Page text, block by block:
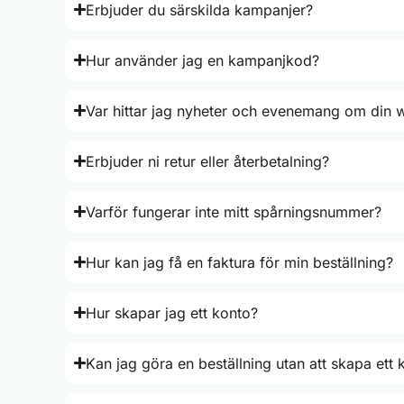
Erbjuder du särskilda kampanjer?
Hur använder jag en kampanjkod?
Var hittar jag nyheter och evenemang om din
Erbjuder ni retur eller återbetalning?
Varför fungerar inte mitt spårningsnummer?
Hur kan jag få en faktura för min beställning?
Hur skapar jag ett konto?
Kan jag göra en beställning utan att skapa ett